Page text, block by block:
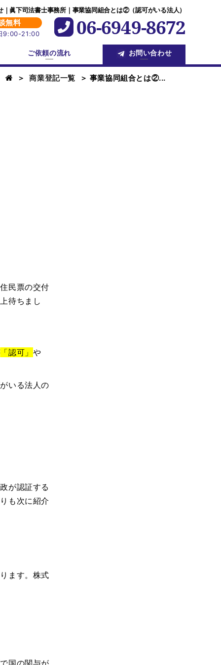
｜眞下司法書士事務所｜事業協同組合とは②（認可がいる法人）
無料
9:00-21:00 06-6949-8672
ご依頼の流れ お問い合わせ
＞ 商業登記一覧 ＞ 事業協同組合とは②...
民票の交付
待ちまし
「認可」 や
いる法人の
が認証する
も次に紹介
ます。株式
国の関与が